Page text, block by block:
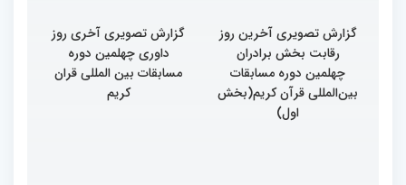
گزارش تصویری آخرین روز
رقابت بخش برادران
چهلمین دوره مسابقات
بین‌المللی قرآن کریم(بخش
اول)
گزارش تصویری آخری روز
داوری چهلمین دوره
مسابقات بین المللی قران
کریم